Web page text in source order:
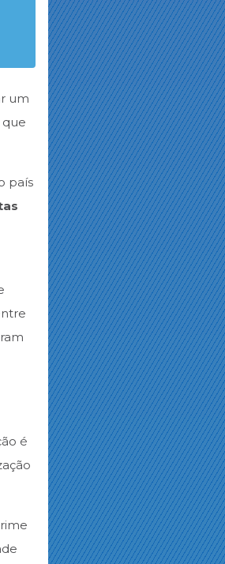
um
país
é